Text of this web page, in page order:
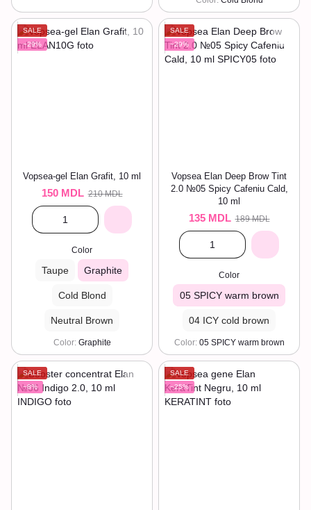
SALE
−29%
Vopsea-gel Elan Grafit, 10 ml
150 MDL 210 MDL
Color
Taupe Graphite
Cold Blond
Neutral Brown
Color Graphite
SALE
−29%
Vopsea Elan Deep Brow Tint
2.0 №05 Spicy Cafeniu Cald,
10 ml
135 MDL 189 MDL
Color
05 SPICY warm brown
04 ICY cold brown
Color 05 SPICY warm brown
SALE
−8%
SALE
−25%